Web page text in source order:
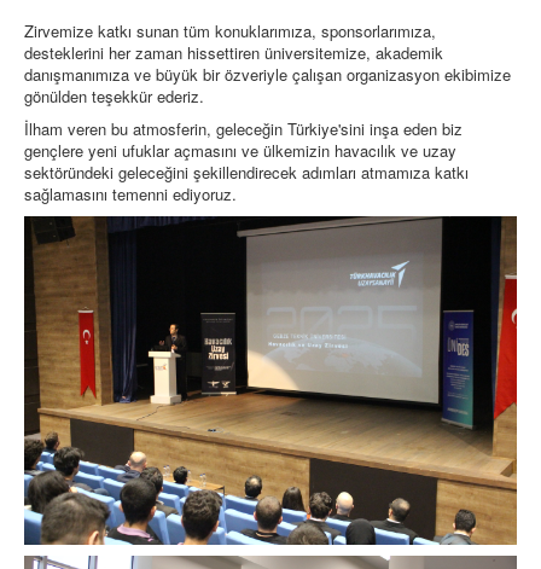
Zirvemize katkı sunan tüm konuklarımıza, sponsorlarımıza,
desteklerini her zaman hissettiren üniversitemize, akademik
danışmanımıza ve büyük bir özveriyle çalışan organizasyon ekibimize
gönülden teşekkür ederiz.
İlham veren bu atmosferin, geleceğin Türkiye'sini inşa eden biz
gençlere yeni ufuklar açmasını ve ülkemizin havacılık ve uzay
sektöründeki geleceğini şekillendirecek adımları atmamıza katkı
sağlamasını temenni ediyoruz.